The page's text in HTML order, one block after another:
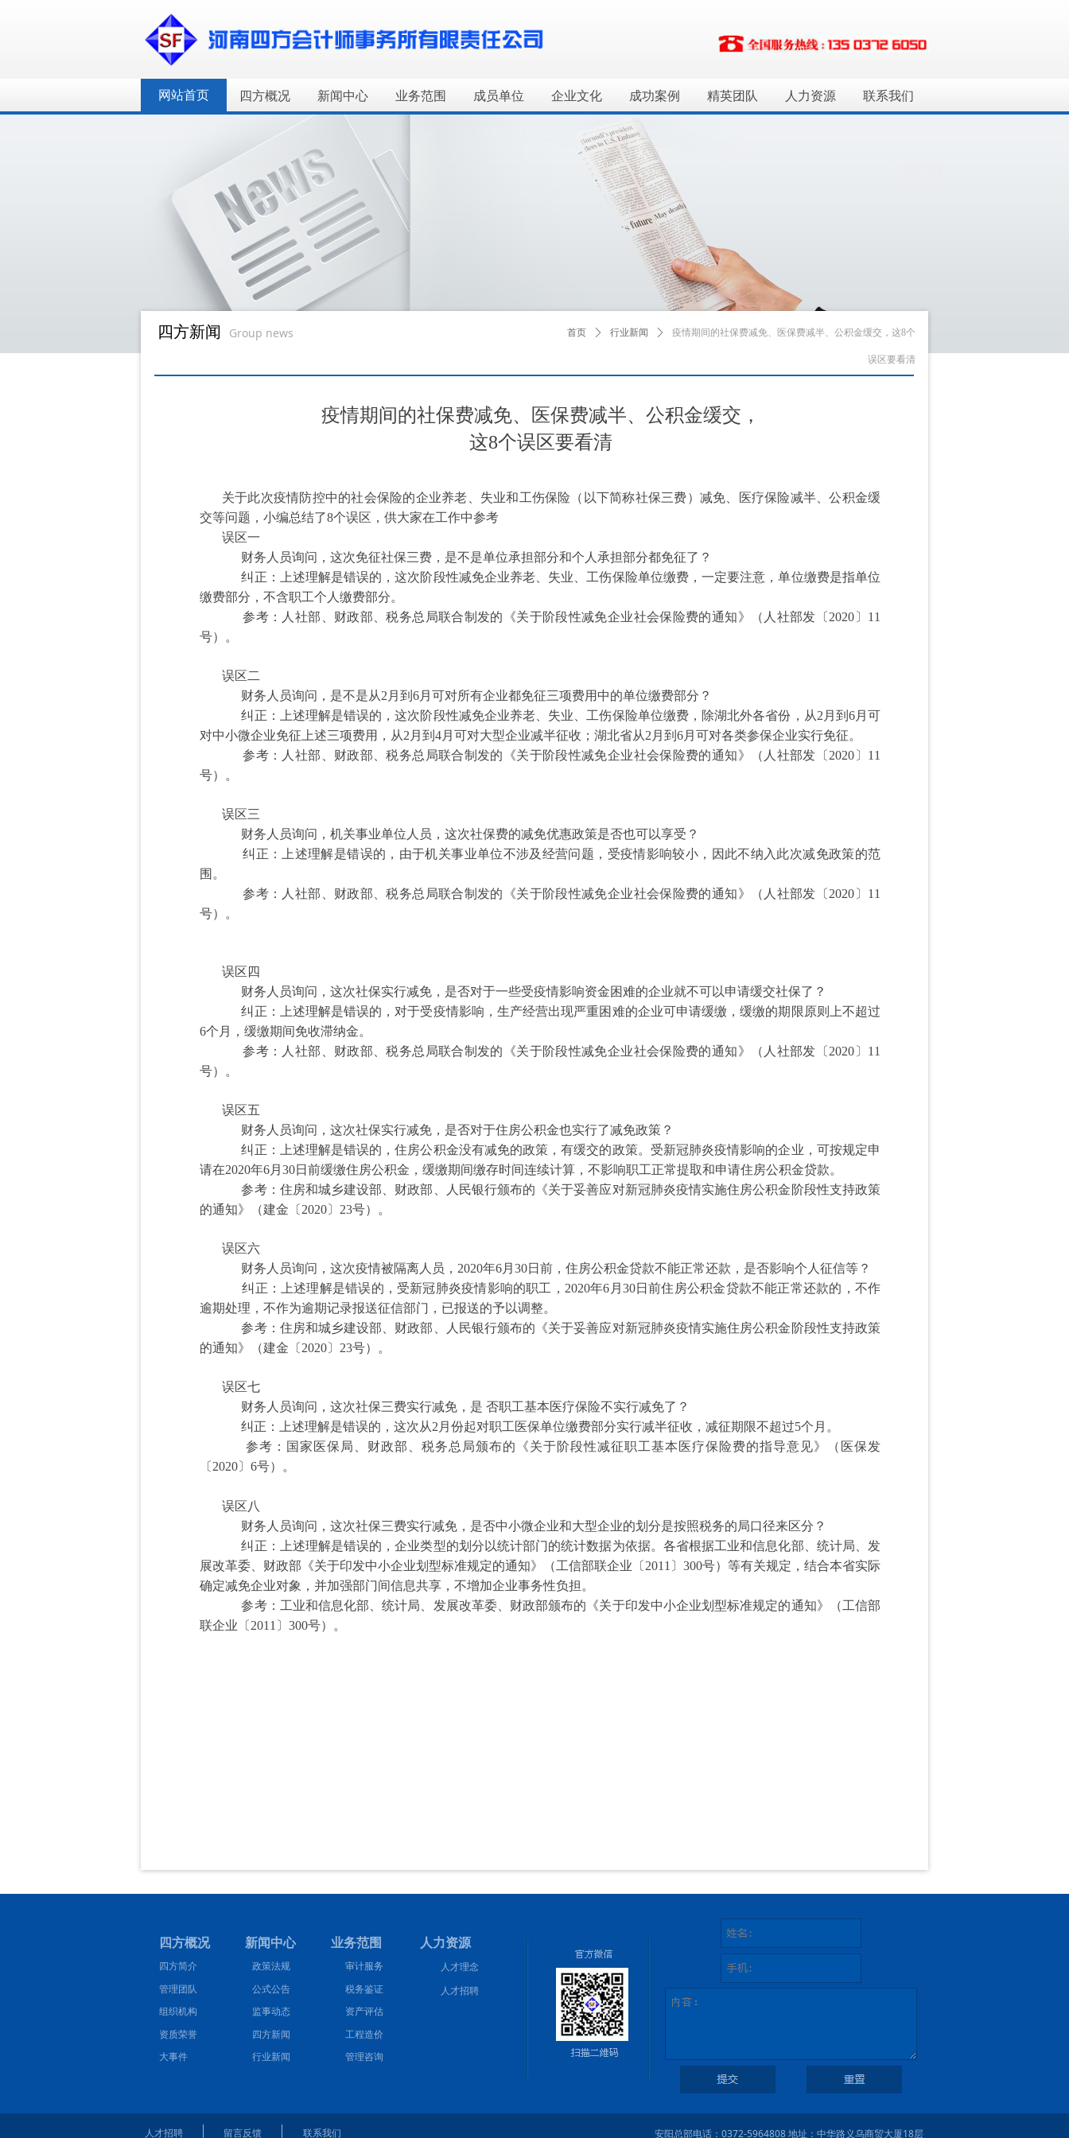
四方概况 新闻中心 业务范围 成员单位 企业文化 成功案例 精英团队 人力资源 联系我们
网站首页
四方新闻 Group news
疫情期间的社保费减免、医保费减半、公积金缓交，
这8个误区要看清
首页 ꄲ 行业新闻 ꄲ 疫情期间的社保费减免、医保费减半、公积金缓交，这8个
误区要看清
关于此次疫情防控中的社会保险的企业养老、失业和工伤保险（以下简称社保三费）减免、医疗保险减半、公积金缓
交等问题，小编总结了8个误区，供大家在工作中参考
误区一
财务人员询问，这次免征社保三费，是不是单位承担部分和个人承担部分都免征了？
纠正：上述理解是错误的，这次阶段性减免企业养老、失业、工伤保险单位缴费，一定要注意，单位缴费是指单位
缴费部分，不含职工个人缴费部分。
参考：人社部、财政部、税务总局联合制发的《关于阶段性减免企业社会保险费的通知》（人社部发〔2020〕11
号）。
误区二
财务人员询问，是不是从2月到6月可对所有企业都免征三项费用中的单位缴费部分？
纠正：上述理解是错误的，这次阶段性减免企业养老、失业、工伤保险单位缴费，除湖北外各省份，从2月到6月可
对中小微企业免征上述三项费用，从2月到4月可对大型企业减半征收；湖北省从2月到6月可对各类参保企业实行免征。
参考：人社部、财政部、税务总局联合制发的《关于阶段性减免企业社会保险费的通知》（人社部发〔2020〕11
号）。
误区三
财务人员询问，机关事业单位人员，这次社保费的减免优惠政策是否也可以享受？
纠正：上述理解是错误的，由于机关事业单位不涉及经营问题，受疫情影响较小，因此不纳入此次减免政策的范
围。
参考：人社部、财政部、税务总局联合制发的《关于阶段性减免企业社会保险费的通知》（人社部发〔2020〕11
号）。
误区四
财务人员询问，这次社保实行减免，是否对于一些受疫情影响资金困难的企业就不可以申请缓交社保了？
纠正：上述理解是错误的，对于受疫情影响，生产经营出现严重困难的企业可申请缓缴，缓缴的期限原则上不超过
6个月，缓缴期间免收滞纳金。
参考：人社部、财政部、税务总局联合制发的《关于阶段性减免企业社会保险费的通知》（人社部发〔2020〕11
号）。
误区五
财务人员询问，这次社保实行减免，是否对于住房公积金也实行了减免政策？
纠正：上述理解是错误的，住房公积金没有减免的政策，有缓交的政策。受新冠肺炎疫情影响的企业，可按规定申
请在2020年6月30日前缓缴住房公积金，缓缴期间缴存时间连续计算，不影响职工正常提取和申请住房公积金贷款。
参考：住房和城乡建设部、财政部、人民银行颁布的《关于妥善应对新冠肺炎疫情实施住房公积金阶段性支持政策
的通知》（建金〔2020〕23号）。
误区六
财务人员询问，这次疫情被隔离人员，2020年6月30日前，住房公积金贷款不能正常还款，是否影响个人征信等？
纠正：上述理解是错误的，受新冠肺炎疫情影响的职工，2020年6月30日前住房公积金贷款不能正常还款的，不作
逾期处理，不作为逾期记录报送征信部门，已报送的予以调整。
参考：住房和城乡建设部、财政部、人民银行颁布的《关于妥善应对新冠肺炎疫情实施住房公积金阶段性支持政策
的通知》（建金〔2020〕23号）。
误区七
财务人员询问，这次社保三费实行减免，是 否职工基本医疗保险不实行减免了？
纠正：上述理解是错误的，这次从2月份起对职工医保单位缴费部分实行减半征收，减征期限不超过5个月。
参考：国家医保局、财政部、税务总局颁布的《关于阶段性减征职工基本医疗保险费的指导意见》（医保发
〔2020〕6号）。
误区八
财务人员询问，这次社保三费实行减免，是否中小微企业和大型企业的划分是按照税务的局口径来区分？
纠正：上述理解是错误的，企业类型的划分以统计部门的统计数据为依据。各省根据工业和信息化部、统计局、发
展改革委、财政部《关于印发中小企业划型标准规定的通知》（工信部联企业〔2011〕300号）等有关规定，结合本省实际
确定减免企业对象，并加强部门间信息共享，不增加企业事务性负担。
参考：工业和信息化部、统计局、发展改革委、财政部颁布的《关于印发中小企业划型标准规定的通知》（工信部
联企业〔2011〕300号）。
四方简介
管理团队
组织机构
资质荣誉
大事件
四方概况 新闻中心 业务范围 人力资源
政策法规
公式公告
监事动态
四方新闻
行业新闻
审计服务
税务鉴证
资产评估
工程造价
管理咨询
人才理念
人才招聘
人才招聘 留言反馈 联系我们 安阳总部电话：0372-5964808 地址：中华路义乌商贸大厦18层